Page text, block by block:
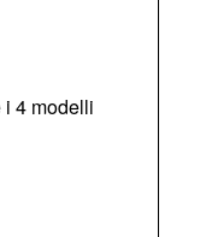
i 4 modelli